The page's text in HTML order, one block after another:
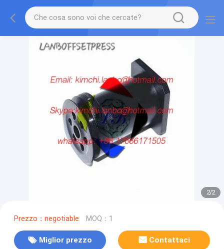
2/2
Prezzo：negotiable MOQ：1
Miglior prezzo Contattaci